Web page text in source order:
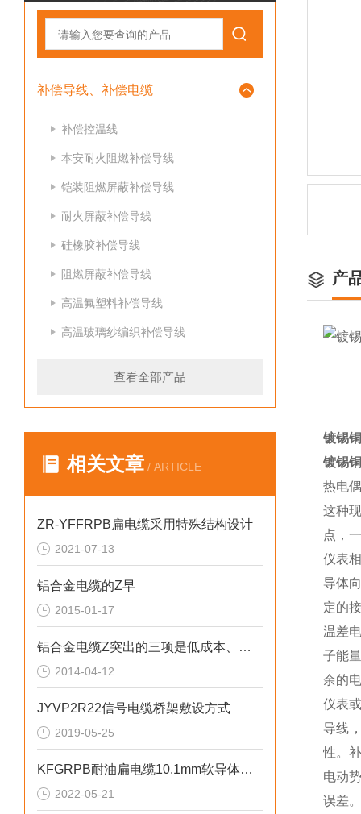
补偿导线、补偿电缆
补偿控温线
本安耐火阻燃补偿导线
铠装阻燃屏蔽补偿导线
耐火屏蔽补偿导线
硅橡胶补偿导线
阻燃屏蔽补偿导线
高温氟塑料补偿导线
高温玻璃纱编织补偿导线
查看全部产品
相关文章 / ARTICLE
ZR-YFFRPB扁电缆采用特殊结构设计
2021-07-13
铝合金电缆的Z早
2015-01-17
铝合金电缆Z突出的三项是低成本、耐腐蚀、易安装
2014-04-12
JYVP2R22信号电缆桥架敷设方式
2019-05-25
KFGRPB耐油扁电缆10.1mm软导体外径
2022-05-21
产
镀锡
镀锡
热电
这种
点，
仪表
导体
定的
温差
子能
余的
仪表
导线
性。
电动
误差。